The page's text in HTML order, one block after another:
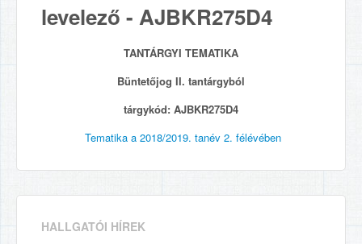
levelező - AJBKR275D4
TANTÁRGYI TEMATIKA
Büntetőjog II. tantárgyból
tárgykód: AJBKR275D4
Tematika a 2018/2019. tanév 2. félévében
HALLGATÓI HÍREK